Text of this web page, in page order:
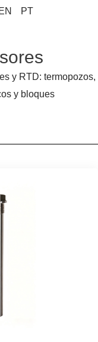
EN PT
y RTD: termopozos,
y bloques